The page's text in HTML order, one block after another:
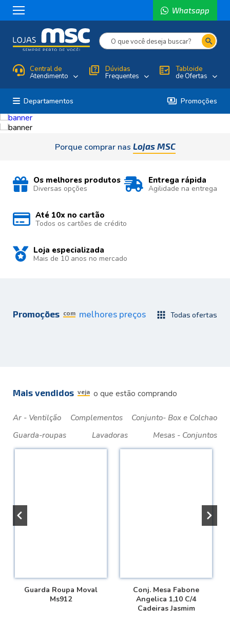
Whatsapp
search
Central de
Atendimento quiz Dúvidas
Frequentes fact_check Tabloide
de Ofertas
Departamentos payments Promoções
Porque comprar nas Lojas MSC
Os melhores produtos
Diversas opções
Entrega rápida
Agilidade na entrega
Até 10x no cartão
Todos os cartões de crédito
Loja especializada
Mais de 10 anos no mercado
Promoções com melhores preços apps Todas ofertas
Mais vendidos veja o que estão comprando
Ar - Ventilção Complementos
Conjunto- Box e Colchao
Guarda-roupas
Lavadoras Mesas - Conjuntos
Guarda Roupa Moval
Ms912
Conj. Mesa Fabone
Angelica 1,10 C/4
Cadeiras Jasmim